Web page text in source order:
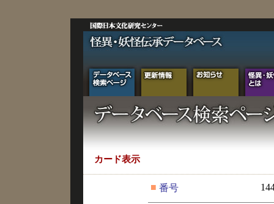
カード表示
■ 番号